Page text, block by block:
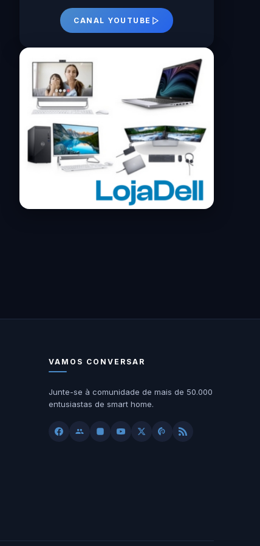
CANAL YOUTUBE
VAMOS CONVERSAR
Junte-se à comunidade de mais de 50.000
entusiastas de smart home.